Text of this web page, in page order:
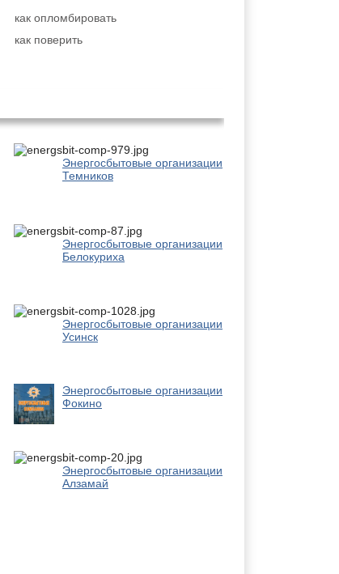
как опломбировать
как поверить
Энергосбытовые организации
Темников
Энергосбытовые организации
Белокуриха
Энергосбытовые организации
Усинск
Энергосбытовые организации
Фокино
Энергосбытовые организации
Алзамай